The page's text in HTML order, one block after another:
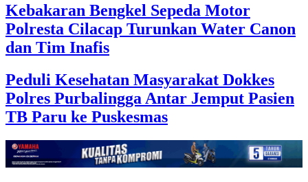
Kebakaran Bengkel Sepeda Motor
Polresta Cilacap Turunkan Water Canon
dan Tim Inafis
Peduli Kesehatan Masyarakat Dokkes
Polres Purbalingga Antar Jemput Pasien
TB Paru ke Puskesmas